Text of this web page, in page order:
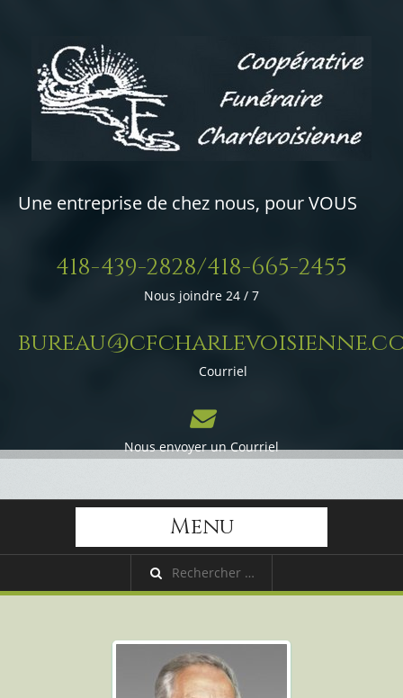
Une entreprise de chez nous, pour VOUS
418-439-2828/418-665-2455
Nous joindre 24 / 7
Courriel
Nous envoyer un Courriel
Menu